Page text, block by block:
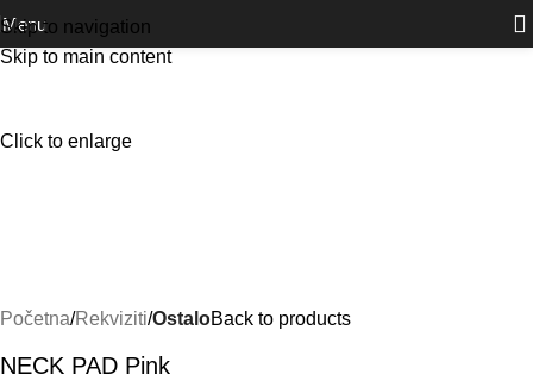
Skip to navigation
Skip to main content
Outlet
Menu
Click to enlarge
Početna Rekviziti OstaloBack to products
NECK PAD Pink